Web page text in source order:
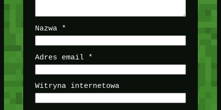
Nazwa *
Adres email *
Witryna internetowa